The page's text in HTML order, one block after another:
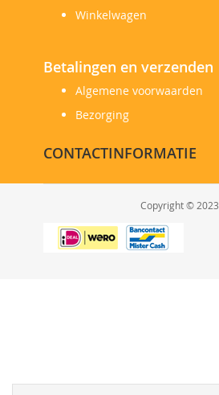
Winkelwagen
Betalingen en verzenden
Algemene voorwaarden
Bezorging
CONTACTINFORMATIE
Copyright © 2023